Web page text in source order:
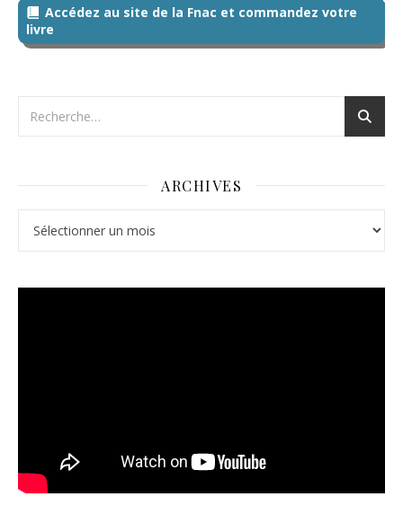
Accédez au site de la Fnac et commandez votre
livre
ARCHIVES